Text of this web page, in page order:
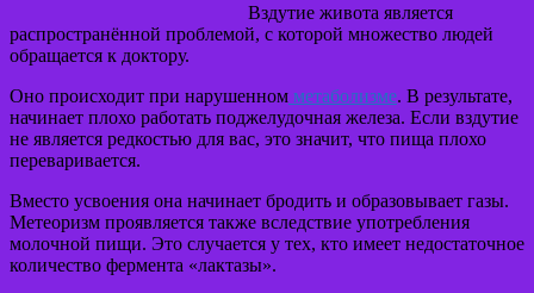
Вздутие живота является
распространённой проблемой, с которой множество людей
обращается к доктору.
Оно происходит при нарушенном метаболизме. В результате,
начинает плохо работать поджелудочная железа. Если вздутие
не является редкостью для вас, это значит, что пища плохо
переваривается.
Вместо усвоения она начинает бродить и образовывает газы.
Метеоризм проявляется также вследствие употребления
молочной пищи. Это случается у тех, кто имеет недостаточное
количество фермента «лактазы».